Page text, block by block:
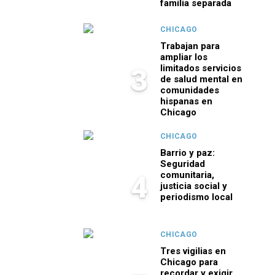
familia separada
3
CHICAGO
Trabajan para
ampliar los
limitados servicios
de salud mental en
comunidades
hispanas en
Chicago
4
CHICAGO
Barrio y paz:
Seguridad
comunitaria,
justicia social y
periodismo local
CHICAGO
Tres vigilias en
Chicago para